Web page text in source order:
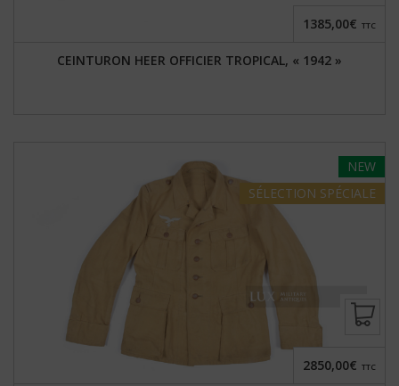
CEINTURON HEER OFFICIER TROPICAL, « 1942 »
1385,00€ TTC
NEW
SÉLECTION SPÉCIALE
2850,00€ TTC